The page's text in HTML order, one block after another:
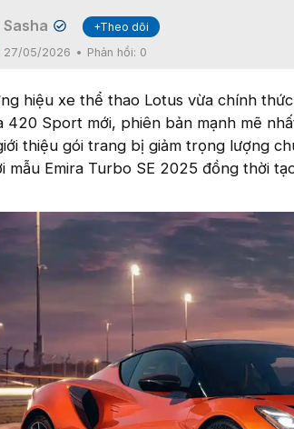
Sasha ✔
+Theo dõi
27/05/2026
Phản hồi: 0
hiệu xe thể thao Lotus vừa chính
420 Sport mới, phiên bản mạnh mẽ
thiệu gói trang bị giảm trọng lượng
mẫu Emira Turbo SE 2025 đồng thời